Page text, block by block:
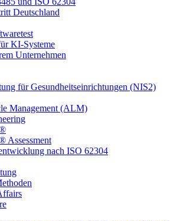
Deutschland
KI-Systeme
Unternehmen
für Gesundheitseinrichtungen (NIS2)
Management (ALM)
Assessment
nach ISO 62304